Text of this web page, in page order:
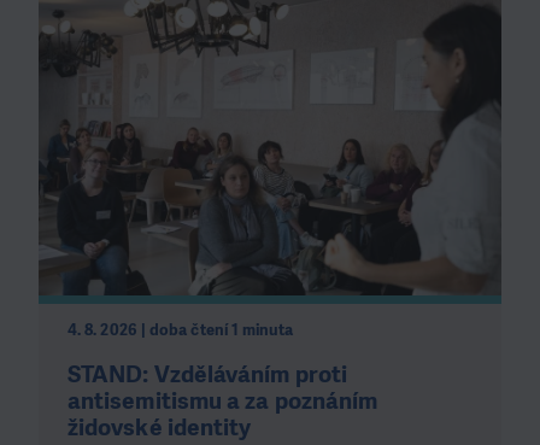
4. 8. 2026 | doba čtení 1 minuta
STAND: Vzděláváním proti
antisemitismu a za poznáním
židovské identity